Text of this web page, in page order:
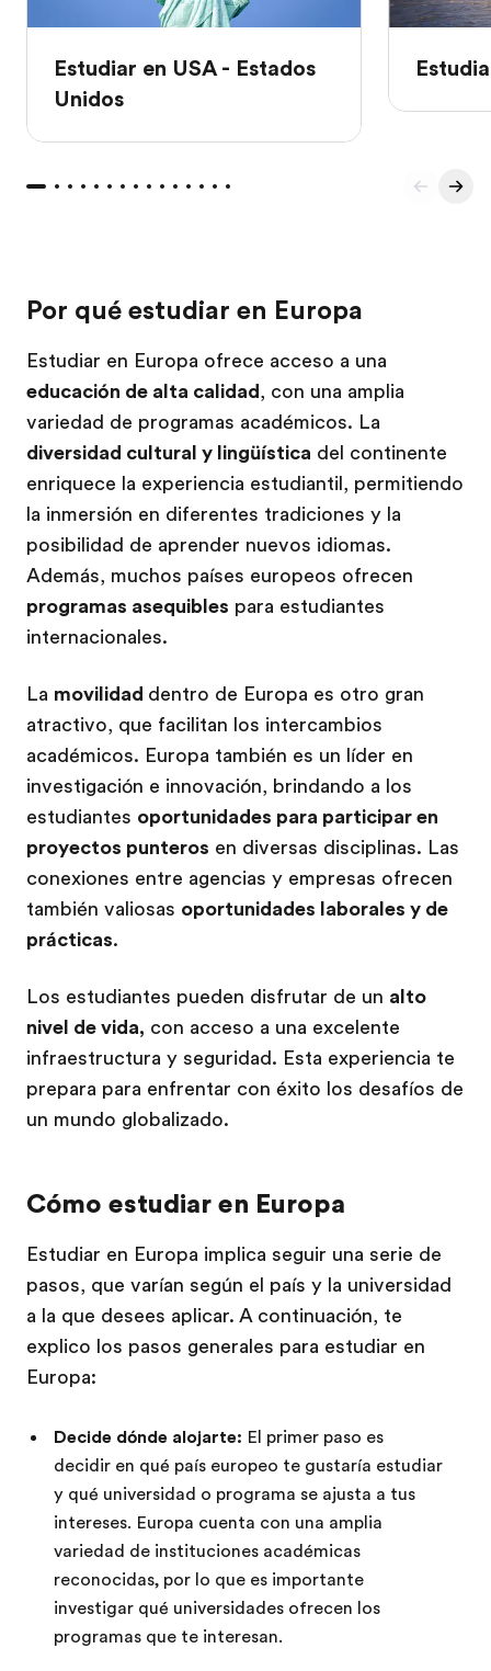
Estudiar en USA - Estados
Unidos
Por qué estudiar en Europa
Estudiar en Europa ofrece acceso a una
educación de alta calidad, con una amplia
variedad de programas académicos. La
diversidad cultural y lingüística del continente
enriquece la experiencia estudiantil, permitiendo
la inmersión en diferentes tradiciones y la
posibilidad de aprender nuevos idiomas.
Además, muchos países europeos ofrecen
programas asequibles para estudiantes
internacionales.
La movilidad dentro de Europa es otro gran
atractivo, que facilitan los intercambios
académicos. Europa también es un líder en
investigación e innovación, brindando a los
estudiantes oportunidades para participar en
proyectos punteros en diversas disciplinas. Las
conexiones entre agencias y empresas ofrecen
también valiosas oportunidades laborales y de
prácticas.
Los estudiantes pueden disfrutar de un alto
nivel de vida, con acceso a una excelente
infraestructura y seguridad. Esta experiencia te
prepara para enfrentar con éxito los desafíos de
un mundo globalizado.
Cómo estudiar en Europa
Estudiar en Europa implica seguir una serie de
pasos, que varían según el país y la universidad
a la que desees aplicar. A continuación, te
explico los pasos generales para estudiar en
Europa:
Decide dónde alojarte: El primer paso es
decidir en qué país europeo te gustaría estudiar
y qué universidad o programa se ajusta a tus
intereses. Europa cuenta con una amplia
variedad de instituciones académicas
reconocidas, por lo que es importante
investigar qué universidades ofrecen los
programas que te interesan.